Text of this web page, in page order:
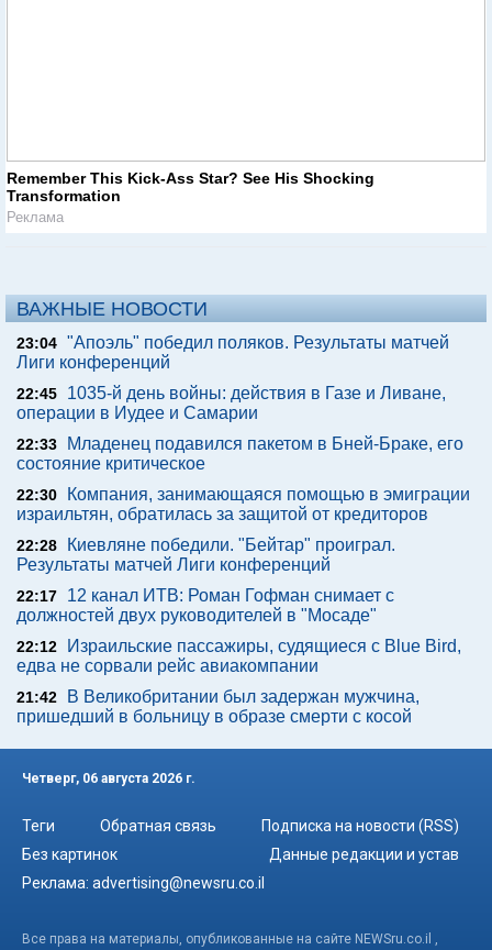
Remember This Kick-Ass Star? See His Shocking
Transformation
Реклама
ВАЖНЫЕ НОВОСТИ
23:04 "Апоэль" победил поляков. Результаты матчей
Лиги конференций
22:45
1035-й день войны: действия в Газе и Ливане,
операции в Иудее и Самарии
22:33
Младенец подавился пакетом в Бней-Браке, его
состояние критическое
22:30
Компания, занимающаяся помощью в эмиграции
израильтян, обратилась за защитой от кредиторов
22:28
Киевляне победили. "Бейтар" проиграл.
Результаты матчей Лиги конференций
22:17
12 канал ИТВ: Роман Гофман снимает с
должностей двух руководителей в "Мосаде"
22:12
Израильские пассажиры, судящиеся с Blue Bird,
едва не сорвали рейс авиакомпании
21:42
В Великобритании был задержан мужчина,
пришедший в больницу в образе смерти с косой
Четверг, 06 августа 2026 г.
Теги Обратная связь
Подписка на новости (RSS)
Без картинок
Данные редакции и устав
Реклама: advertising@newsru.co.il
Все права на материалы, опубликованные на сайте NEWSru.co.il ,